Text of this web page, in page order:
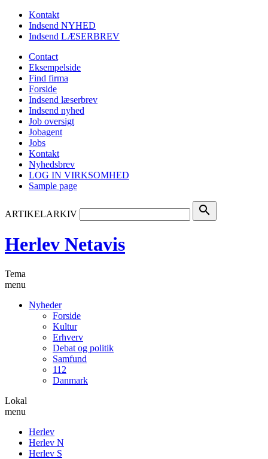
Kontakt
Indsend NYHED
Indsend LÆSERBREV
Contact
Eksempelside
Find firma
Forside
Indsend læserbrev
Indsend nyhed
Job oversigt
Jobagent
Jobs
Kontakt
Nyhedsbrev
LOG IN VIRKSOMHED
Sample page
ARTIKELARKIV search
Herlev Netavis
Tema
menu
Nyheder
Forside
Kultur
Erhverv
Debat og politik
Samfund
112
Danmark
Lokal
menu
Herlev
Herlev N
Herlev S